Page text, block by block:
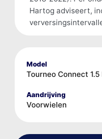
Hartog adviseert,
Model
Tourneo Connect
Aandrijving
Voorwielen